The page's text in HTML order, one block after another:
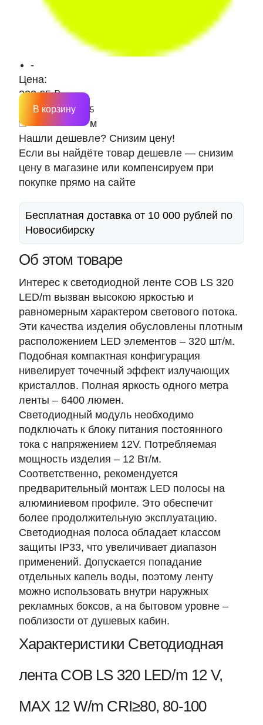
-
Цена:
232.65 ₽
м
В корзину
Нашли дешевле? Снизим цену!
Если вы найдёте товар дешевле — снизим
цену в магазине или компенсируем при
покупке прямо на сайте
Бесплатная доставка от 10 000 рублей по
Новосибирску
Об этом товаре
Интерес к светодиодной ленте COB LS 320
LED/m вызван высокою яркостью и
равномерным характером светового потока.
Эти качества изделия обусловлены плотным
расположением LED элементов – 320 шт/м.
Подобная компактная конфигурация
нивелирует точечный эффект излучающих
кристаллов. Полная яркость одного метра
ленты – 6400 люмен.
Светодиодный модуль необходимо
подключать к блоку питания постоянного
тока с напряжением 12V. Потребляемая
мощность изделия – 12 Вт/м.
Соответственно, рекомендуется
предварительный монтаж LED полосы на
алюминиевом профиле. Это обеспечит
более продолжительную эксплуатацию.
Светодиодная полоса обладает классом
защиты IP33, что увеличивает диапазон
применений. Допускается попадание
отдельных капель воды, поэтому ленту
можно использовать внутри наружных
рекламных боксов, а на бытовом уровне –
поблизости от душевых кабин.
Характеристики Светодиодная
лента COB LS 320 LED/m 12 V,
MAX 12 W/m CRI≥80, 80-100